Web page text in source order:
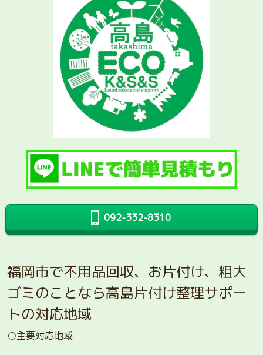
092-332-8310
福岡市で不用品回収、お片付け、粗大
ゴミのことなら高島片付け整理サポー
トの対応地域
○主要対応地域